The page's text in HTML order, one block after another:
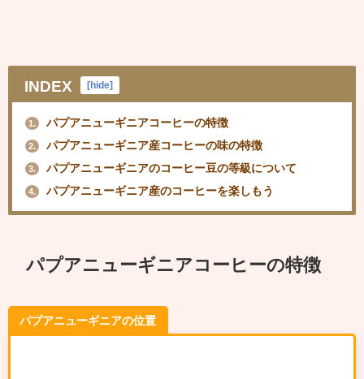
INDEX [hide]
1. パプアニューギニアコーヒーの特徴
2. パプアニューギニア産コーヒーの味の特徴
3. パプアニューギニアのコーヒー豆の等級について
4. パプアニューギニア産のコーヒーを楽しもう
パプアニューギニアコーヒーの特徴
パプアニューギニアの位置